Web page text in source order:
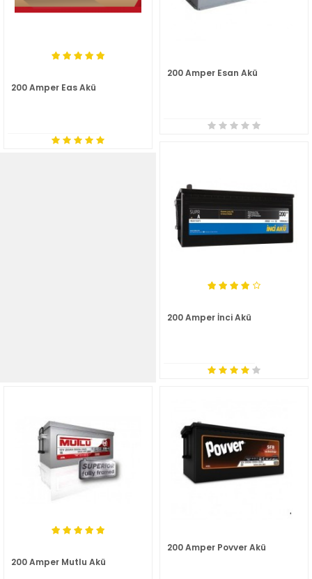
200 Amper Eas Akü
200 Amper Esan Akü
200 Amper İnci Akü
200 Amper Mutlu Akü
200 Amper Povver Akü